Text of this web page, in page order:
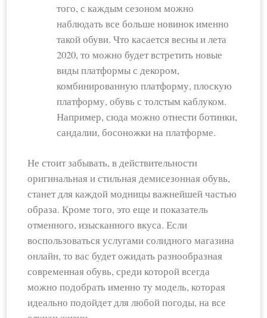
того, с каждым сезоном можно
наблюдать все больше новинок именно
такой обуви. Что касается весны и лета
2020, то можно будет встретить новые
виды платформы с декором,
комбинированную платформу, плоскую
платформу, обувь с толстым каблуком.
Например, сюда можно отнести ботинки,
сандалии, босоножки на платформе.
Не стоит забывать, в действительности
оригинальная и стильная демисезонная обувь,
станет для каждой модницы важнейшей частью
образа. Кроме того, это еще и показатель
отменного, изысканного вкуса. Если
воспользоваться услугами солидного магазина
онлайн, то вас будет ожидать разнообразная
современная обувь, среди которой всегда
можно подобрать именно ту модель, которая
идеально подойдет для любой погоды, на все